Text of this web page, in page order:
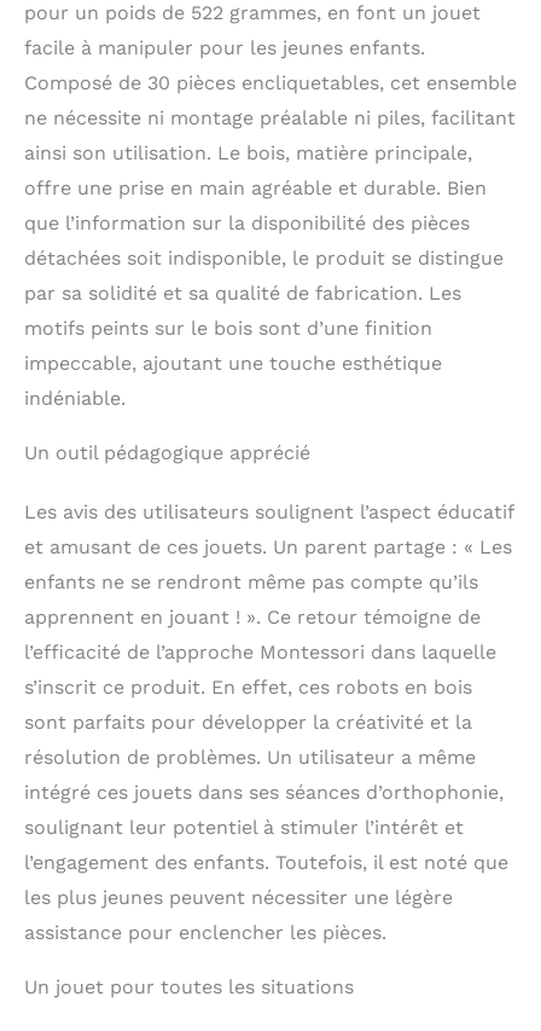
pour un poids de 522 grammes, en font un jouet
facile à manipuler pour les jeunes enfants.
Composé de 30 pièces encliquetables, cet ensemble
ne nécessite ni montage préalable ni piles, facilitant
ainsi son utilisation. Le bois, matière principale,
offre une prise en main agréable et durable. Bien
que l’information sur la disponibilité des pièces
détachées soit indisponible, le produit se distingue
par sa solidité et sa qualité de fabrication. Les
motifs peints sur le bois sont d’une finition
impeccable, ajoutant une touche esthétique
indéniable.
Un outil pédagogique apprécié
Les avis des utilisateurs soulignent l’aspect éducatif
et amusant de ces jouets. Un parent partage : « Les
enfants ne se rendront même pas compte qu’ils
apprennent en jouant ! ». Ce retour témoigne de
l’efficacité de l’approche Montessori dans laquelle
s’inscrit ce produit. En effet, ces robots en bois
sont parfaits pour développer la créativité et la
résolution de problèmes. Un utilisateur a même
intégré ces jouets dans ses séances d’orthophonie,
soulignant leur potentiel à stimuler l’intérêt et
l’engagement des enfants. Toutefois, il est noté que
les plus jeunes peuvent nécessiter une légère
assistance pour enclencher les pièces.
Un jouet pour toutes les situations